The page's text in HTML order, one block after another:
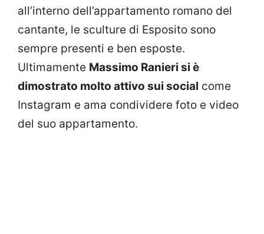
all’interno dell’appartamento romano del
cantante, le sculture di Esposito sono
sempre presenti e ben esposte.
Ultimamente Massimo Ranieri si è
dimostrato molto attivo sui social come
Instagram e ama condividere foto e video
del suo appartamento.